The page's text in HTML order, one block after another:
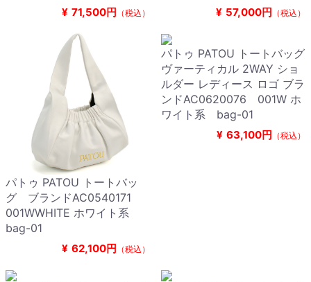
¥ 71,500円 （税込） ¥ 57,000円 （税込）
パトゥ PATOU トートバッ
グ ブランドAC0540171
001WWHITE ホワイト系
bag-01
¥ 62,100円 （税込）
パトゥ PATOU トートバッグ
ヴァーティカル 2WAY ショ
ルダー レディース ロゴ ブラ
ンドAC0620076 001W ホ
ワイト系 bag-01
¥ 63,100円 （税込）